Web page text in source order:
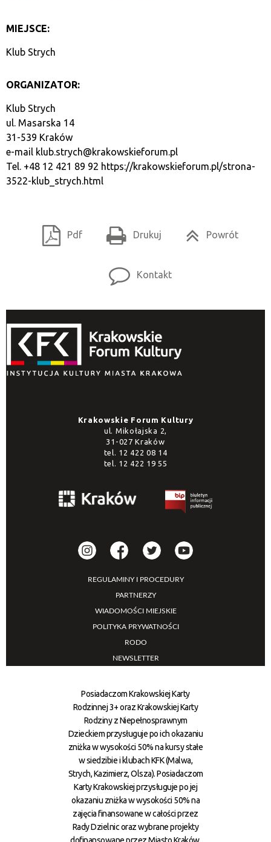
MIEJSCE:
Klub Strych
ORGANIZATOR:
Klub Strych
ul. Masarska 14
31-539 Kraków
e-mail klub.strych@krakowskieforum.pl
Tel. +48 12 421 89 92 https://krakowskieforum.pl/strona-
3522-klub_strych.html
Pdf Drukuj Powrót
Kontakt
Krakowskie Forum Kultury
ul. Mikołajska 2,
31-027 Kraków
tel. 12 422 08 14
tel. 12 422 19 55
REGULAMINY I PROCEDURY
PARTNERZY
WIADOMOŚCI MIEJSKIE
POLITYKA PRYWATNOŚCI
RODO
NEWSLETTER
Posiadaczom Krakowskiej Karty
Rodzinnej 3+ oraz Krakowskiej Karty
Rodziny z Niepełnosprawnym
Dzieckiem przysługuje po ich okazaniu
zniżka w wysokości 50% na kursy stałe
w siedzibie i klubach KFK (Malwa,
Strych, Kazimierz, Olsza). Posiadaczom
Karty Krakowskiej przysługuje po jej
okazaniu zniżka w wysokości 50% na
zajęcia finansowane w całości przez
Rady Dzielnic oraz wybrane projekty